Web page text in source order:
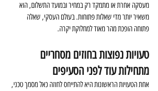
מעסקה אחרת או מתמקד רק במחיר ובמועד התשלום, הוא
משאיר יותר מדי שאלות פתוחות. בעולם העסקי, שאלה
פתוחה הופכת מהר מאוד למחלוקת יקרה.
טעויות נפוצות בחוזים מסחריים
מתחילות עוד לפני הסעיפים
אחת הטעויות הראשונות היא להתייחס לחוזה כאל מסמך טכני,